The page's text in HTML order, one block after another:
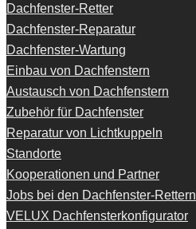
Dachfenster-Retter
Dachfenster-Reparatur
Dachfenster-Wartung
Einbau von Dachfenstern
Austausch von Dachfenstern
Zubehör für Dachfenster
Reparatur von Lichtkuppeln
Standorte
Kooperationen und Partner
Jobs bei den Dachfenster-Rettern
VELUX Dachfensterkonfigurator